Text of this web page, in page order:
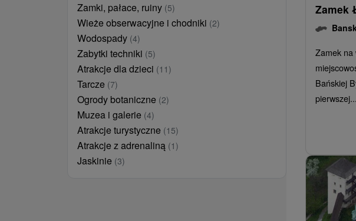
Zamki, pałace, ruiny (5)
Wieże obserwacyjne i chodniki (2)
Wodospady (4)
Zabytki techniki (5)
Atrakcje dla dzieci (11)
Tarcze (7)
Ogrody botaniczne (2)
Muzea i galerie (4)
Atrakcje turystyczne (15)
Atrakcje z adrenaliną (1)
Jaskinie (3)
Zamek
Zamek na
Bańskiej
pierwszej...